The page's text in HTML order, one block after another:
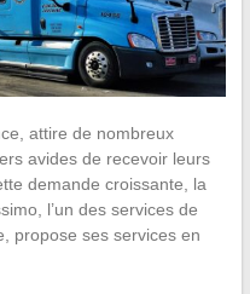
attire de nombreux
avides de recevoir leurs
demande croissante, la
l’un des services de
propose ses services en